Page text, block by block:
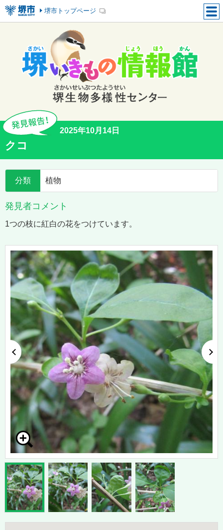
堺市トップページ
2025年10月14日
クコ
分類 植物
発見者コメント
1つの枝に紅白の花をつけています。